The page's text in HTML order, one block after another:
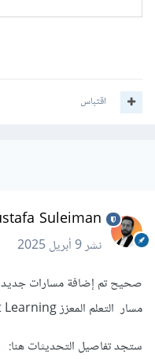
اقتباس
Suleiman
نشر9 أبريل 2025
صحيح تم إضافة مسارات جديدة
مسار التعلم المعزز Reinforcement Learning.
ستجد تفاصيل التحديثات هنا: